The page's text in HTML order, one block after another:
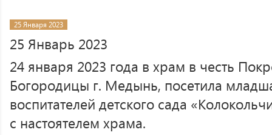
25 Января 2023
25 Январь 2023
24 января 2023 года в храм в честь
Богородицы г. Медынь, посетила
воспитателей детского сада
с настоятелем храма.